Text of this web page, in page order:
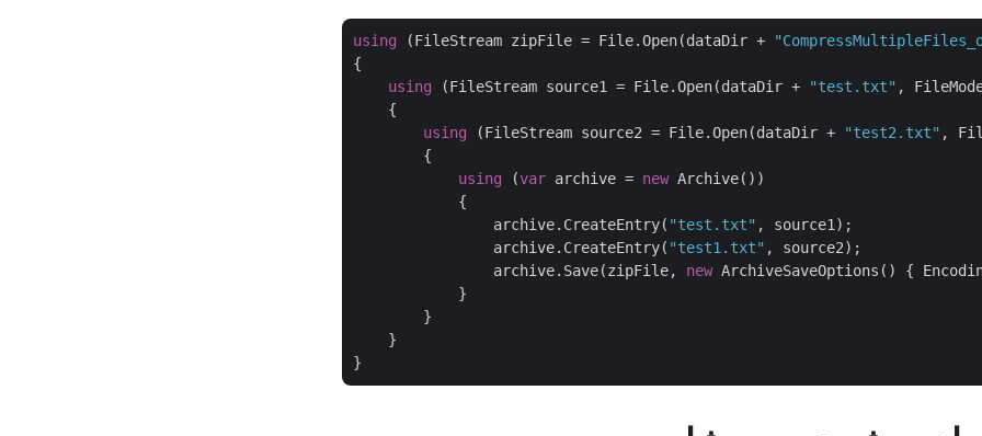
using (FileStream zipFile = File.Open(dataDir +
{
using (FileStream source1 = File.Open(dataDir + "test.txt" ,
    {
using (FileStream source2 = File.Open(dataDir + "test2.txt" ,
        {
using (var archive = new Archive())
            {
                archive.CreateEntry(
"test.txt" , source1);
                archive.CreateEntry(
"test1.txt" , source2);
                archive.Save(zipFile,
new ArchiveSaveOptions() {
            }
        }
    }